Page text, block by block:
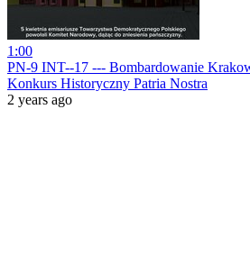
1:00
PN-9 INT--17 --- Bombardowanie
Konkurs Historyczny Patria Nostra
2 years ago